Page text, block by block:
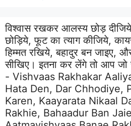
विश्वास रखकर आलस्य छोड़
छोड़िये, फूट का त्याग कीजिये,
हिम्मत रखिये, बहादुर बन जाइए,
सीखिए। इतना कर लेंगे तो आप
- Vishvaas Rakhakar
Hata Den, Dar Chhodiye,
Karen, Kaayarata Nikaal
Rakhie, Bahaadur Ban